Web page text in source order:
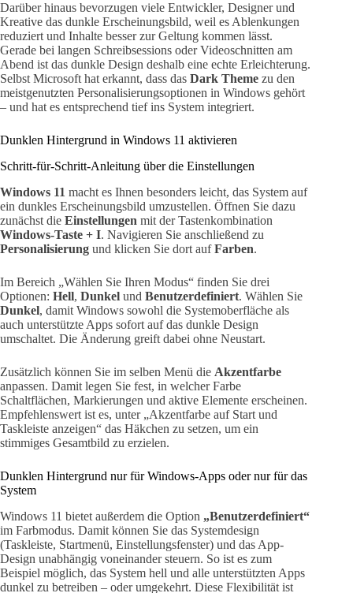
Darüber hinaus bevorzugen viele Entwickler, Designer und
Kreative das dunkle Erscheinungsbild, weil es Ablenkungen
reduziert und Inhalte besser zur Geltung kommen lässt.
Gerade bei langen Schreibsessions oder Videoschnitten am
Abend ist das dunkle Design deshalb eine echte Erleichterung.
Selbst Microsoft hat erkannt, dass das Dark Theme zu den
meistgenutzten Personalisierungsoptionen in Windows gehört
– und hat es entsprechend tief ins System integriert.
Dunklen Hintergrund in Windows 11 aktivieren
Schritt-für-Schritt-Anleitung über die Einstellungen
Windows 11 macht es Ihnen besonders leicht, das System auf
ein dunkles Erscheinungsbild umzustellen. Öffnen Sie dazu
zunächst die Einstellungen mit der Tastenkombination
Windows-Taste + I. Navigieren Sie anschließend zu
Personalisierung und klicken Sie dort aufFarben.
Im Bereich „Wählen Sie Ihren Modus“ finden Sie drei
Optionen: Hell, Dunkel und Benutzerdefiniert. Wählen Sie
Dunkel, damit Windows sowohl die Systemoberfläche als
auch unterstützte Apps sofort auf das dunkle Design
umschaltet. Die Änderung greift dabei ohne Neustart.
Zusätzlich können Sie im selben Menü die Akzentfarbe
anpassen. Damit legen Sie fest, in welcher Farbe
Schaltflächen, Markierungen und aktive Elemente erscheinen.
Empfehlenswert ist es, unter „Akzentfarbe auf Start und
Taskleiste anzeigen“ das Häkchen zu setzen, um ein
stimmiges Gesamtbild zu erzielen.
Dunklen Hintergrund nur für Windows-Apps oder nur für das
System
Windows 11 bietet außerdem die Option „Benutzerdefiniert“
im Farbmodus. Damit können Sie das Systemdesign
(Taskleiste, Startmenü, Einstellungsfenster) und das App-
Design unabhängig voneinander steuern. So ist es zum
Beispiel möglich, das System hell und alle unterstützten Apps
dunkel zu betreiben – oder umgekehrt. Diese Flexibilität ist